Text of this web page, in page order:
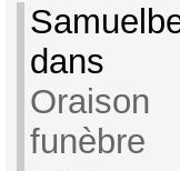
dans
Oraison
funèbre